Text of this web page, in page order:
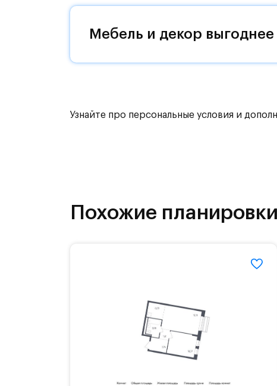
Поблизости расположено новое
До МКАД можно добраться за 15
детей есть возможность посещения
Территория квартала приватная,
Мебель и декор выгоднее
Узнайте про персональные условия и
Похожие планировки